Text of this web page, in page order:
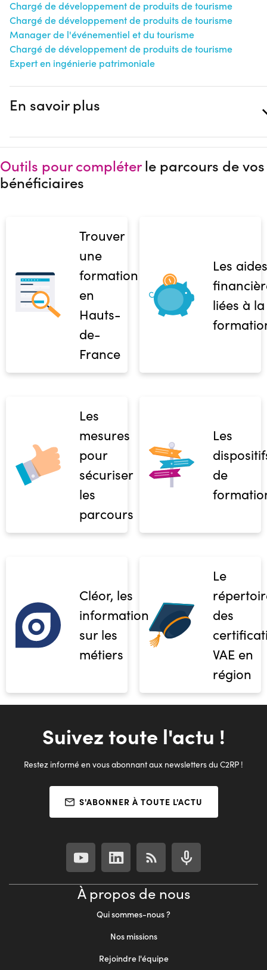
Chargé de développement de produits de tourisme
Chargé de développement de produits de tourisme
Manager de l'événementiel et du tourisme
Chargé de développement de produits de tourisme
Expert en ingénierie patrimoniale
En savoir plus
Outils pour compléterle parcours de vos
bénéficiaires
Trouver
une
formation
en
Hauts-
de-
France
Les aides
liées à la
Les
mesures
pour
sécuriser
les
parcours
Les
de
Cléor, les
informations
sur les
métiers
Le
des
VAE en
région
Suivez toute l'actu !
Restez informé en vous abonnant aux newsletters du C2RP !
S'ABONNER À TOUTE L'ACTU
À propos de nous
Qui sommes-nous ?
Nos missions
Rejoindre l'équipe